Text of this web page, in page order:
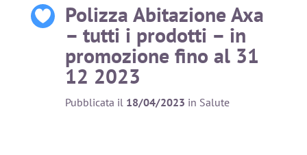
Polizza Abitazione Axa
– tutti i prodotti – in
promozione fino al 31
12 2023
Pubblicata il 18/04/2023 in Salute